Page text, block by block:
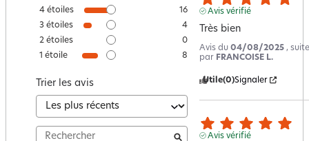
4 étoiles
16
3 étoiles
4
2 étoiles
0
1 étoile 8
Trier les avis
Avis vérifié
Très bien
Avis du 04/08/2025 ,
par FRANCOISE L.
Utile(0)Signaler
Avis vérifié